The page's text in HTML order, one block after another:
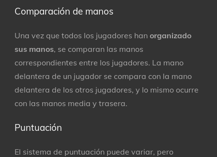
Comparación de manos
Una vez que todos los jugadores han organizado
sus manos, se comparan las manos
correspondientes entre los jugadores. La mano
delantera de un jugador se compara con la mano
delantera de los otros jugadores, y lo mismo ocurre
con las manos media y trasera.
Puntuación
El sistema de puntuación puede variar, pero